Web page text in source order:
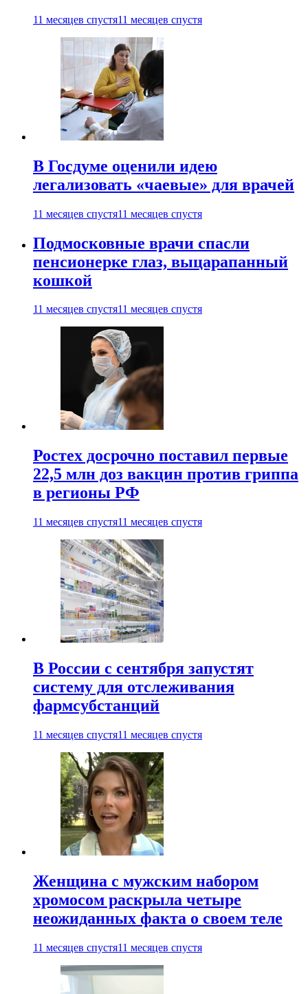
11 месяцев спустя11 месяцев спустя
В Госдуме оценили идею
легализовать «чаевые» для врачей
11 месяцев спустя11 месяцев спустя
Подмосковные врачи спасли
пенсионерке глаз, выцарапанный
кошкой
11 месяцев спустя11 месяцев спустя
Ростех досрочно поставил первые
22,5 млн доз вакцин против гриппа
в регионы РФ
11 месяцев спустя11 месяцев спустя
В России с сентября запустят
систему для отслеживания
фармсубстанций
11 месяцев спустя11 месяцев спустя
Женщина с мужским набором
хромосом раскрыла четыре
неожиданных факта о своем теле
11 месяцев спустя11 месяцев спустя